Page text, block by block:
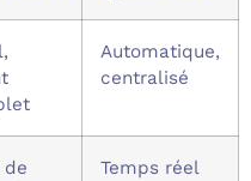
Automatique,
centralisé
de
Temps réel